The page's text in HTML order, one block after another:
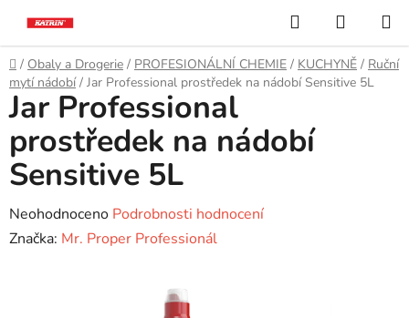
obsah
Hledat
KOŠÍK
Domů
/ Obaly a Drogerie / PROFESIONÁLNÍ CHEMIE / KUCHYNĚ / Ruční
mytí nádobí / Jar Professional prostředek na nádobí Sensitive 5L
Jar Professional
prostředek na nádobí
Sensitive 5L
Průměrné
hodnocení
Neohodnoceno Podrobnosti hodnocení
Značka: Mr. Proper Professionál